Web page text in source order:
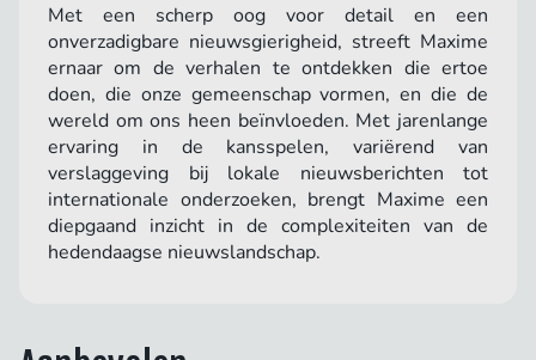
Met een scherp oog voor detail en een
onverzadigbare nieuwsgierigheid, streeft Maxime
ernaar om de verhalen te ontdekken die ertoe
doen, die onze gemeenschap vormen, en die de
wereld om ons heen beïnvloeden. Met jarenlange
ervaring in de kansspelen, variërend van
verslaggeving bij lokale nieuwsberichten tot
internationale onderzoeken, brengt Maxime een
diepgaand inzicht in de complexiteiten van de
hedendaagse nieuwslandschap.